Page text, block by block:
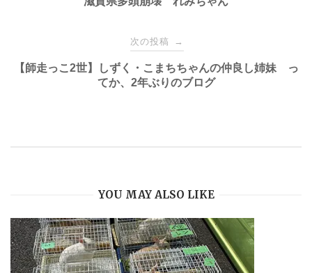
ビ
ョ
ン
次の投稿 →
【師走っこ2世】しずく・こまちちゃんの仲良し姉妹 っ
てか、2年ぶりのブログ
YOU MAY ALSO LIKE